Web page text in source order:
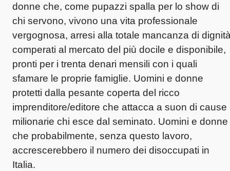
donne che, come pupazzi spalla per lo show di
chi servono, vivono una vita professionale
vergognosa, arresi alla totale mancanza di
comperati al mercato del più docile e disponibile,
pronti per i trenta denari mensili con i quali
sfamare le proprie famiglie. Uomini e donne
protetti dalla pesante coperta del ricco
imprenditore/editore che attacca a suon di cause
milionarie chi esce dal seminato. Uomini e donne
che probabilmente, senza questo lavoro,
accrescerebbero il numero dei disoccupati in
Italia.